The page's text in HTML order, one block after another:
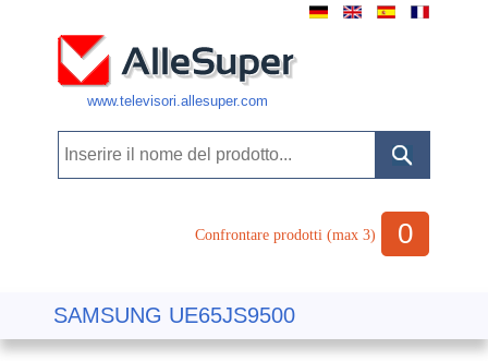
www.televisori.allesuper.com
Confrontare prodotti (max 3) 0
SAMSUNG UE65JS9500